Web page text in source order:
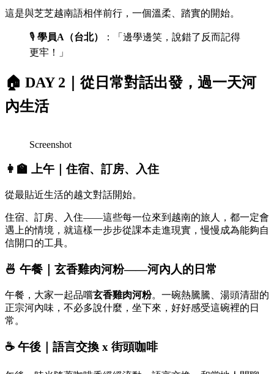
這是與芝芝越南語相伴前行，一個溫柔、踏實的開始。
🎙️ 學員A（台北）
：「邊學邊笑，說錯了反而記得
更牢！」
🏠 DAY 2｜從日常對話出發，過一天河
內生活
Screenshot
👩‍🏫 上午｜住宿、訂房、入住
從最貼近生活的越文對話開始。
住宿、訂房、入住——這些每一位來到越南的旅人，都一定會
遇上的情境，就這樣一步步從課本走進現實，慢慢成為能夠自
信開口的工具。
🍜 午餐｜玄香雞肉河粉——河內人的日常
午餐，大家一起品嚐玄香雞肉河粉。一碗熱騰騰、湯頭清甜的
正宗河內味，不必多說什麼，坐下來，好好感受這碗裡的日
常。
☕ 午後｜語言交換 x 街頭咖啡